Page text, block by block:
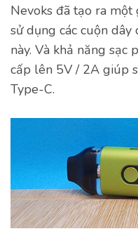
Nevoks đã tạo ra một
sử dụng các cuộn
này. Và khả năng sạc
cấp lên 5V / 2A giúp
Type-C.